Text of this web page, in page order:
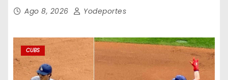
Ago 8, 2026 Yodeportes
CUBS